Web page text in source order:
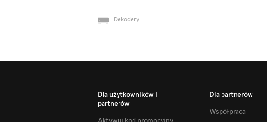
Dekodery
Dla użytkowników i
partnerów
Dla partnerów
Współpraca